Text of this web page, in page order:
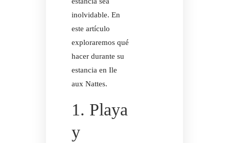
inolvidable. En
este artículo
exploraremos qué
hacer durante su
estancia en Ile
aux Nattes.
1. Playa
y